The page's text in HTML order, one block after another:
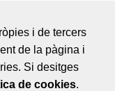
i de tercers
de la pàgina i
Si desitges
de cookies.